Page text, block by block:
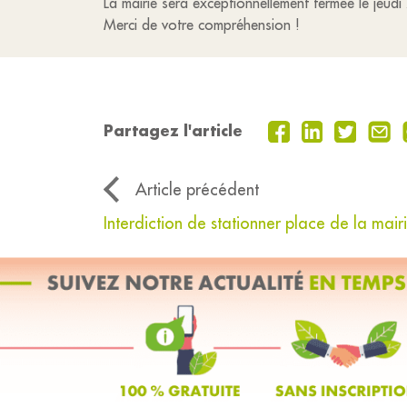
Merci de votre compréhension !
Partagez l'article
Article précédent
Interdiction de stationner place de la